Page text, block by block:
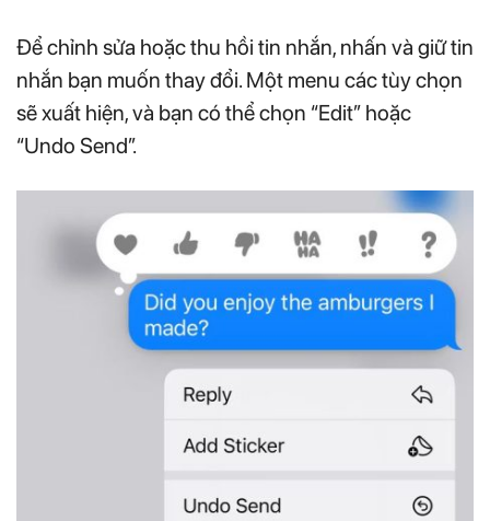
Để chỉnh sửa hoặc thu hồi tin nhắn, nhấn và giữ tin
nhắn bạn muốn thay đổi. Một menu các tùy chọn
sẽ xuất hiện, và bạn có thể chọn “Edit” hoặc
“Undo Send”.